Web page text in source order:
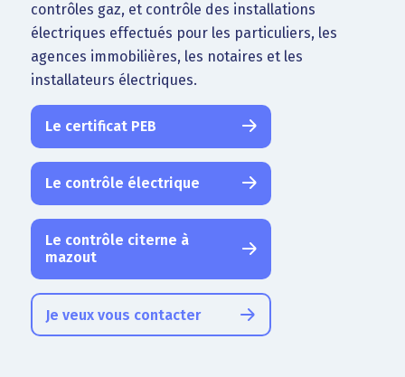
contrôles gaz, et contrôle des installations
électriques effectués pour les particuliers, les
agences immobilières, les notaires et les
installateurs électriques.
Le certificat PEB
Le contrôle électrique
Le contrôle citerne à
mazout
Je veux vous contacter